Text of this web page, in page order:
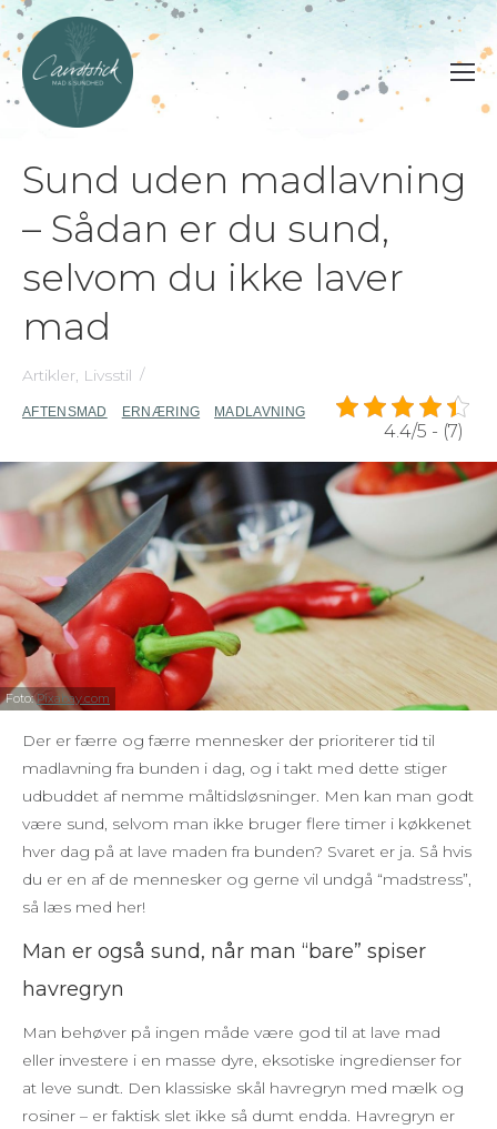
Sund uden madlavning
– Sådan er du sund,
selvom du ikke laver
mad
Artikler, Livsstil
AFTENSMAD ERNÆRING MADLAVNING
4.4/5 - (7)
Foto:Pixabay.com
Der er færre og færre mennesker der prioriterer tid til
madlavning fra bunden i dag, og i takt med dette stiger
udbuddet af nemme måltidsløsninger. Men kan man godt
være sund, selvom man ikke bruger flere timer i køkkenet
hver dag på at lave maden fra bunden? Svaret er ja. Så hvis
du er en af de mennesker og gerne vil undgå “madstress”,
så læs med her!
Man er også sund, når man “bare” spiser
havregryn
Man behøver på ingen måde være god til at lave mad
eller investere i en masse dyre, eksotiske ingredienser for
at leve sundt. Den klassiske skål havregryn med mælk og
rosiner – er faktisk slet ikke så dumt endda. Havregryn er